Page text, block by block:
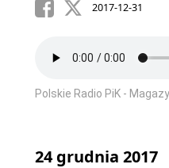
2017-12-31
Polskie Radio PiK -
24 grudnia 2017